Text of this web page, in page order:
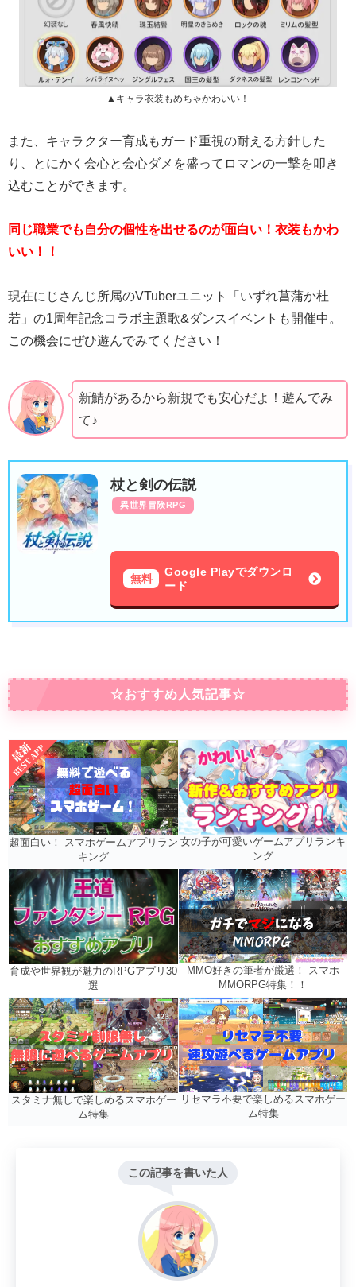
▲キャラ衣装もめちゃかわいい！
また、キャラクター育成もガード重視の耐える方針した
り、とにかく会心と会心ダメを盛ってロマンの一撃を叩き
込むことができます。
同じ職業でも自分の個性を出せるのが面白い！衣装もかわ
いい！！
現在にじさんじ所属のVTuberユニット「いずれ菖蒲か杜
若」の1周年記念コラボ主題歌&ダンスイベントも開催中。
この機会にぜひ遊んでみてください！
新鯖があるから新規でも安心だよ！遊んでみ
て♪
杖と剣の伝説
異世界冒険RPG
無料
Google Playでダウンロ
ード
☆おすすめ人気記事☆
超面白い！ スマホゲームアプリラン
キング
女の子が可愛いゲームアプリランキ
ング
育成や世界観が魅力のRPGアプリ30
選
MMO好きの筆者が厳選！ スマホ
MMORPG特集！！
スタミナ無しで楽しめるスマホゲー
ム特集
リセマラ不要で楽しめるスマホゲー
ム特集
この記事を書いた人